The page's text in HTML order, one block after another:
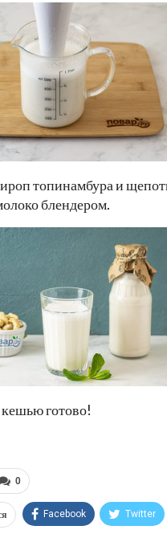
топинамбура и
блендером.
готово!
0
Facebook Twitter